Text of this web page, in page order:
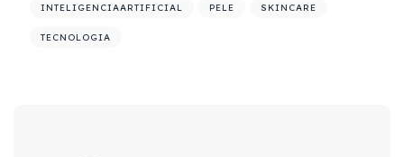
INTELIGENCIAARTIFICIAL PELE SKINCARE
TECNOLOGIA